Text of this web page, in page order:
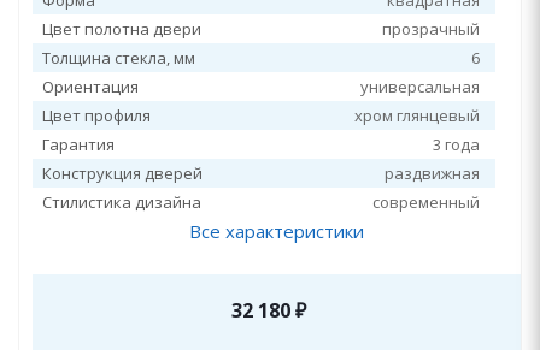
Цвет полотна двери
прозрачный
Толщина стекла, мм
6
Ориентация
универсальная
Цвет профиля
хром глянцевый
Гарантия
3 года
Конструкция дверей
раздвижная
Стилистика дизайна
современный
Все характеристики
32 180₽